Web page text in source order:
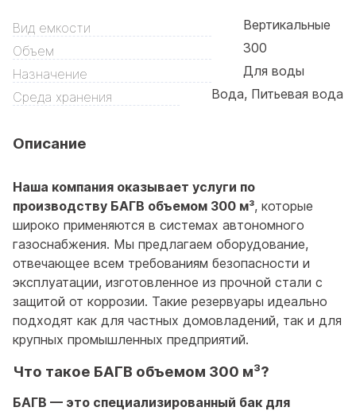
Вид емкости
Вертикальные
Объем
300
Назначение
Для воды
Среда хранения
Вода, Питьевая вода
Описание
Наша компания оказывает услуги по
производству БАГВ объемом 300 м³, которые
широко применяются в системах автономного
газоснабжения. Мы предлагаем оборудование,
отвечающее всем требованиям безопасности и
эксплуатации, изготовленное из прочной стали с
защитой от коррозии. Такие резервуары идеально
подходят как для частных домовладений, так и для
крупных промышленных предприятий.
Что такое БАГВ объемом 300 м³?
БАГВ — это специализированный бак для